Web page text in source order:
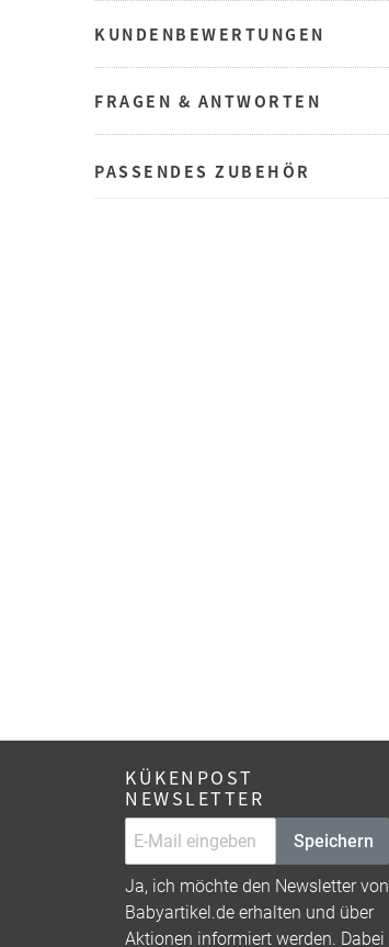
KUNDENBEWERTUNGEN
FRAGEN & ANTWORTEN
PASSENDES ZUBEHÖR
KÜKENPOST
NEWSLETTER
Speichern
Ja, ich möchte den Newsletter von
Babyartikel.de erhalten und über
Aktionen informiert werden. Dabei